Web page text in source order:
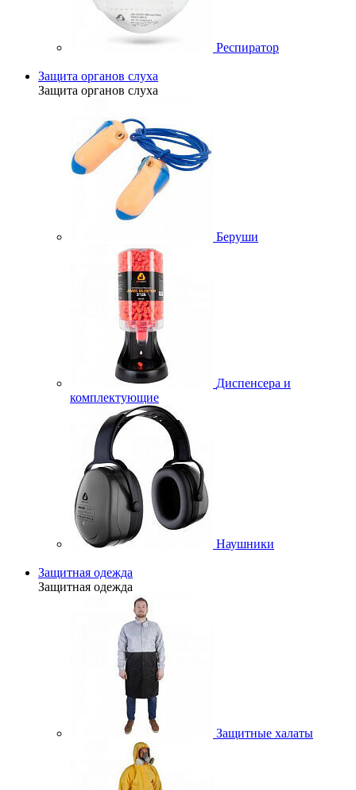
Респиратор
Защита органов слуха
Защита органов слуха
Беруши
Диспенсера и
комплектующие
Наушники
Защитная одежда
Защитная одежда
Защитные халаты